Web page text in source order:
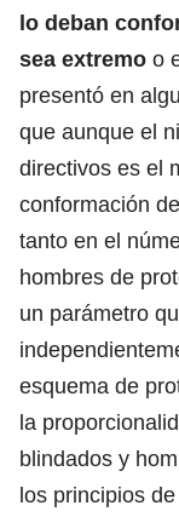
lo deban
sea extremo o
presentó en
que aunque el
directivos es el
conformación
tanto en el
hombres de
un parámetro
esquema de
la
blindados y
los principios